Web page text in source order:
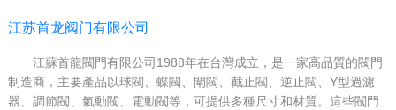
江苏首龙阀门有限公司
江蘇首龍閥門有限公司1988年在台灣成立，是一家高品質的閥門
制造商，主要產品以球閥、蝶閥、閘閥、截止閥、逆止閥、Y型過濾
器、調節閥、氣動閥、電動閥等，可提供多種尺寸和材質。這些閥門